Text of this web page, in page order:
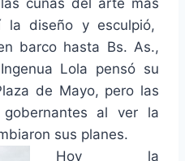
cunas del arte más
la diseño y esculpió,
barco hasta Bs. As.,
Lola pensó su
de Mayo, pero las
al ver la
sus planes.
Hoy la